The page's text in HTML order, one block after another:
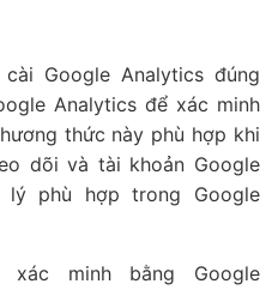
Google Analytics đúng
Analytics để xác minh
thức này phù hợp khi
dõi và tài khoản Google
phù hợp trong Google
minh bằng Google